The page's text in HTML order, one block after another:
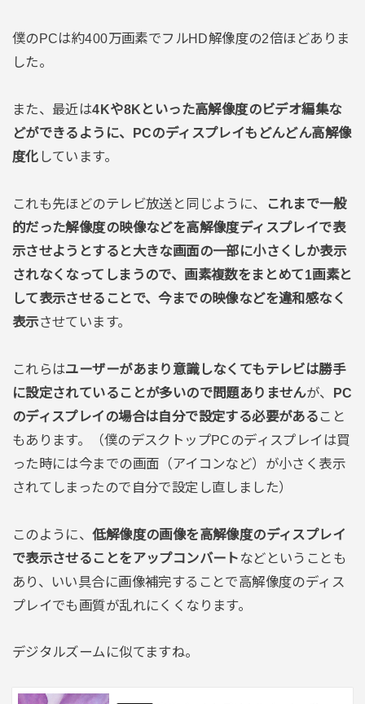
僕のPCは約400万画素でフルHD解像度の2倍ほどありま
した。
また、最近は4Kや8Kといった高解像度のビデオ編集な
どができるように、PCのディスプレイもどんどん高解像
度化 しています。
これも先ほどのテレビ放送と同じように、
これまで一般
的だった解像度の映像などを高解像度ディスプレイで表
示させようとすると大きな画面の一部に小さくしか表示
されなくなってしまうので、画素複数をまとめて1画素と
して表示させることで、今までの映像などを違和感なく
表示させています。
これらはユーザーがあまり意識しなくてもテレビは勝手
に設定されていることが多いので問題ありませんが、 PC
のディスプレイの場合は自分で設定する必要がある こと
もあります。（僕のデスクトップPCのディスプレイは買
った時には今までの画面（アイコンなど）が小さく表示
されてしまったので自分で設定し直しました）
このように、低解像度の画像を高解像度のディスプレイ
で表示させることをアップコンバート などということも
あり、いい具合に画像補完することで高解像度のディス
プレイでも画質が乱れにくくなります。
デジタルズームに似てますね。